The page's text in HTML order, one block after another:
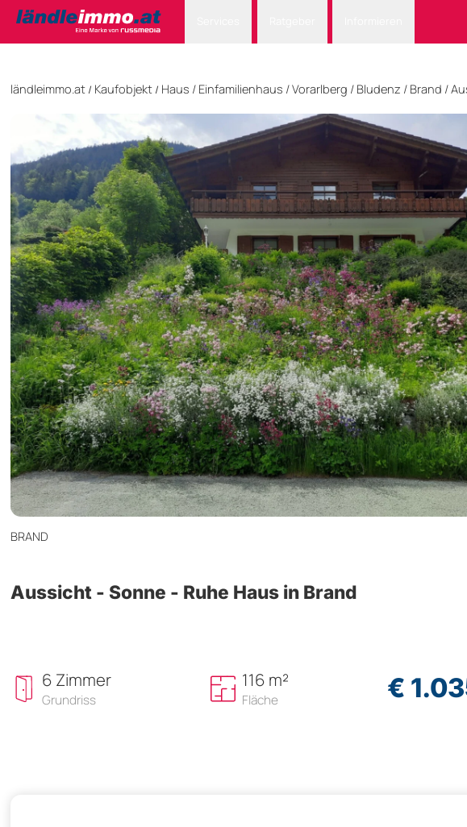
ländleimmo.at / Kaufobjekt / Haus / Einfamilienhaus /Vorarlberg / Bludenz / Brand /
BRAND
Aussicht - Sonne - Ruhe Haus in Brand
6 Zimmer
Grundriss
116 m²
Fläche €